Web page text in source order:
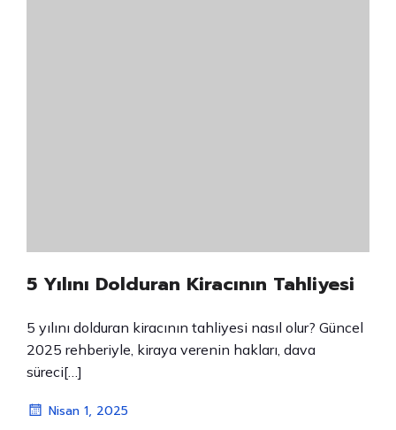
5 Yılını Dolduran Kiracının Tahliyesi
5 yılını dolduran kiracının tahliyesi nasıl olur? Güncel
2025 rehberiyle, kiraya verenin hakları, dava
süreci[…]
Nisan 1, 2025